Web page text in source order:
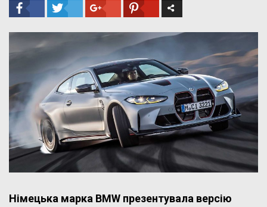
Німецька марка BMW презентувала версію